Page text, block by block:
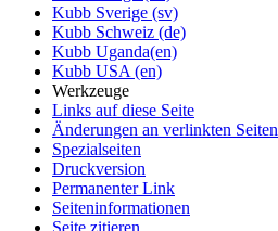
Kubb Sverige (sv)
Kubb Schweiz (de)
Kubb Uganda(en)
Kubb USA (en)
Werkzeuge
Links auf diese Seite
Änderungen an verlinkten Seiten
Spezialseiten
Druckversion
Permanenter Link
Seiten­informationen